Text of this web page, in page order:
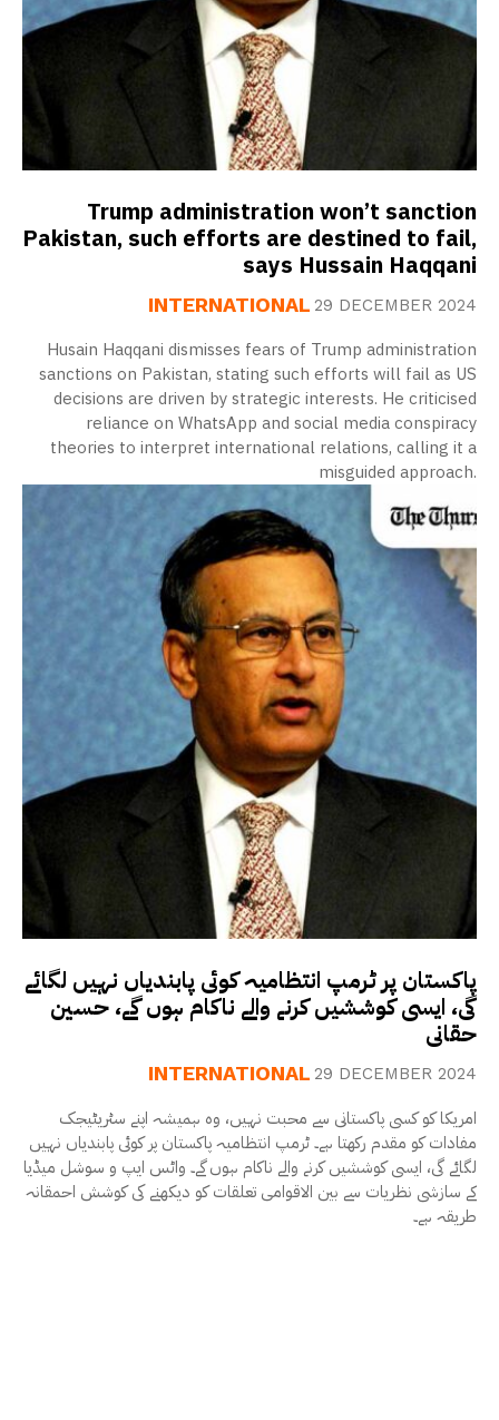
Trump administration won’t sanction
Pakistan, such efforts are destined to fail,
says Hussain Haqqani
INTERNATIONAL 29 DECEMBER 2024
Husain Haqqani dismisses fears of Trump administration
sanctions on Pakistan, stating such efforts will fail as US
decisions are driven by strategic interests. He criticised
reliance on WhatsApp and social media conspiracy
theories to interpret international relations, calling it a
misguided approach.
پاکستان پر ٹرمپ انتظامیہ کوئی پابندیاں نہیں لگائے
گی، ایسی کوششیں کرنے والے ناکام ہوں گے، حسین
حقانی
INTERNATIONAL 29 DECEMBER 2024
امریکا کو کسی پاکستانی سے محبت نہیں، وہ ہمیشہ اپنے سٹریٹیجک
مفادات کو مقدم رکھتا ہے۔ ٹرمپ انتظامیہ پاکستان پر کوئی پابندیاں نہیں
لگائے گی، ایسی کوششیں کرنے والے ناکام ہوں گے۔ واٹس ایپ و سوشل میڈیا
کے سازشی نظریات سے بین الاقوامی تعلقات کو دیکھنے کی کوشش احمقانہ
طریقہ ہے۔